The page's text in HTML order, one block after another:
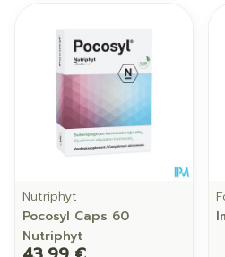
Nutriphyt
Pocosyl Caps 60
Nutriphyt